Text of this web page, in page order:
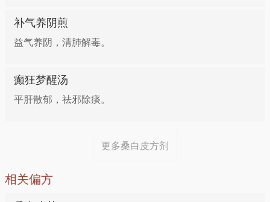
补气养阴煎
益气养阴，清肺解毒。
癫狂梦醒汤
平肝散郁，祛邪除痰。
更多桑白皮方剂
相关偏方